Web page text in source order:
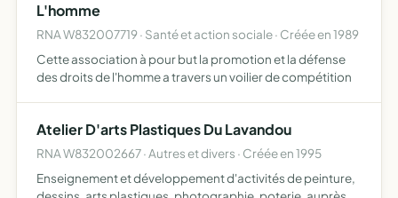
L'homme
RNA W832007719 · Santé et action sociale · Créée en 1989
Cette association à pour but la promotion et la défense
des droits de l'homme a travers un voilier de compétition
Atelier D'arts Plastiques Du Lavandou
RNA W832002667 · Autres et divers · Créée en 1995
Enseignement et développement d'activités de peinture,